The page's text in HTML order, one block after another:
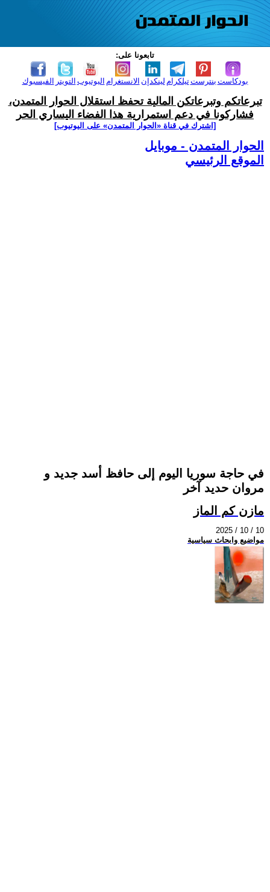
تابعونا على:
الفيسبوك التويتر اليوتيوب الانستغرام لينكدإن تيلكرامبنترست بودكاست
تبرعاتكم وتبرعاتكن المالية تحفظ استقلال الحوار المتمدن،
فشاركونا في دعم استمرارية هذا الفضاء اليساري الحر
[اشترك في قناة ‫«الحوار المتمدن» على اليوتيوب]
الحوار المتمدن - موبايل
الموقع الرئيسي
في حاجة سوريا اليوم إلى حافظ أسد جديد و
مروان حديد آخر
مازن كم الماز
2025 / 10 / 10
مواضيع وابحاث سياسية